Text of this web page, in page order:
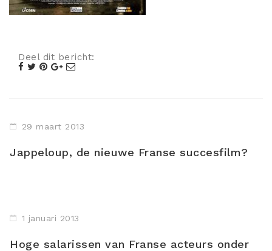
Deel dit bericht:
29 maart 2013
Jappeloup, de nieuwe Franse succesfilm?
1 januari 2013
Hoge salarissen van Franse acteurs onder